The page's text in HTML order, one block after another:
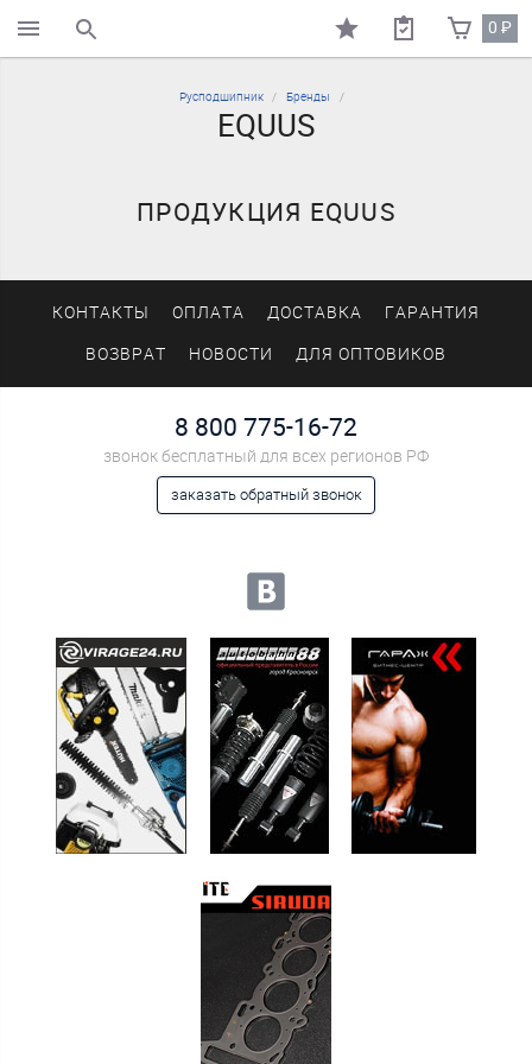
поиск по каталогу 0₽
Русподшипник Бренды
EQUUS
ПРОДУКЦИЯ EQUUS
КОНТАКТЫ ОПЛАТА ДОСТАВКА ГАРАНТИЯ
ВОЗВРАТ НОВОСТИ ДЛЯ ОПТОВИКОВ
8 800 775-16-72
звонок бесплатный для всех регионов РФ
заказать обратный звонок